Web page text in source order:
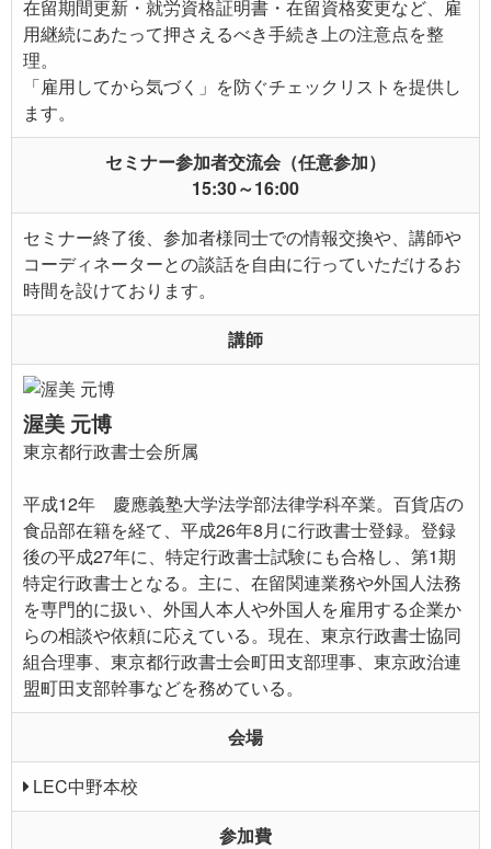
在留期間更新・就労資格証明書・在留資格変更など、雇
用継続にあたって押さえるべき手続き上の注意点を整
理。
「雇用してから気づく」を防ぐチェックリストを提供し
ます。
セミナー参加者交流会（任意参加）
15:30～16:00
セミナー終了後、参加者様同士での情報交換や、講師や
コーディネーターとの談話を自由に行っていただけるお
時間を設けております。
講師
渥美 元博
東京都行政書士会所属
平成12年 慶應義塾大学法学部法律学科卒業。百貨店の
食品部在籍を経て、平成26年8月に行政書士登録。登録
後の平成27年に、特定行政書士試験にも合格し、第1期
特定行政書士となる。主に、在留関連業務や外国人法務
を専門的に扱い、外国人本人や外国人を雇用する企業か
らの相談や依頼に応えている。現在、東京行政書士協同
組合理事、東京都行政書士会町田支部理事、東京政治連
盟町田支部幹事などを務めている。
会場
LEC中野本校
参加費